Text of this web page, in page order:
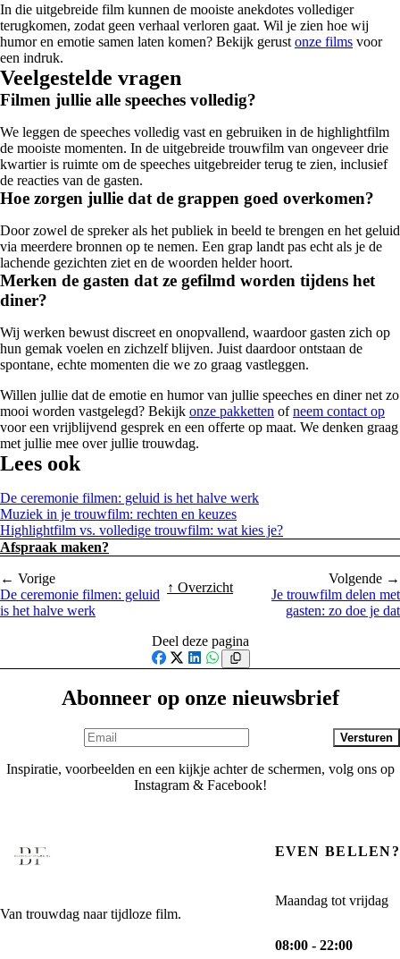
In die uitgebreide film kunnen de mooiste anekdotes vollediger
terugkomen, zodat geen verhaal verloren gaat. Wil je zien hoe wij
humor en emotie samen laten komen? Bekijk gerust onze films voor
een indruk.
Veelgestelde vragen
Filmen jullie alle speeches volledig?
We leggen de speeches volledig vast en gebruiken in de highlightfilm
de mooiste momenten. In de uitgebreide trouwfilm van ongeveer drie
kwartier is ruimte om de speeches uitgebreider terug te zien, inclusief
de reacties van de gasten.
Hoe zorgen jullie dat de grappen goed overkomen?
Door zowel de spreker als het publiek in beeld te brengen en het geluid
via meerdere bronnen op te nemen. Een grap landt pas echt als je de
lachende gezichten ziet en de woorden helder hoort.
Merken de gasten dat ze gefilmd worden tijdens het
diner?
Wij werken bewust discreet en onopvallend, waardoor gasten zich op
hun gemak voelen en zichzelf blijven. Juist daardoor ontstaan de
spontane, echte momenten die we zo graag vastleggen.
Willen jullie dat de emotie en humor van jullie speeches en diner net zo
mooi worden vastgelegd? Bekijk onze pakketten ofneem contact op
voor een vrijblijvend gesprek en een offerte op maat. We denken graag
met jullie mee over jullie trouwdag.
Lees ook
De ceremonie filmen: geluid is het halve werk
Muziek in je trouwfilm: rechten en keuzes
Highlightfilm vs. volledige trouwfilm: wat kies je?
Afspraak maken?
← Vorige
De ceremonie filmen: geluid
is het halve werk
↑ Overzicht
Volgende →
Je trouwfilm delen met
gasten: zo doe je dat
Deel deze pagina
Facebook
X LinkedIn
WhatsApp
Abonneer op onze nieuwsbrief
Versturen
Inspiratie, voorbeelden en een kijkje achter de schermen, volg ons op
Instagram & Facebook!
Van trouwdag naar tijdloze film.
EVEN BELLEN?
Maandag tot vrijdag
08:00 - 22:00